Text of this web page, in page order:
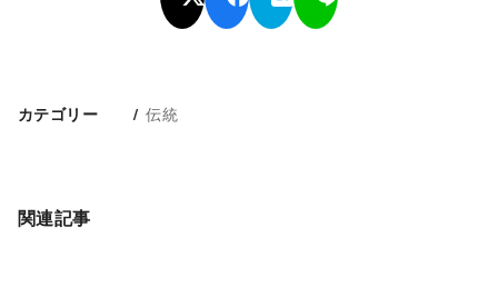
カテゴリー 伝統
関連記事